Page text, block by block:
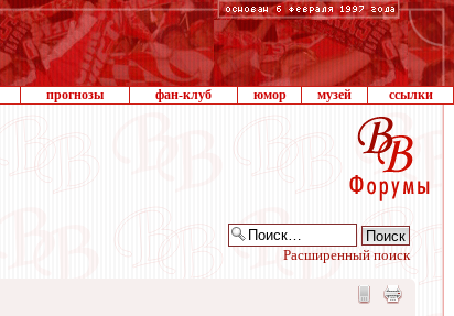
прогнозы фан-клуб юмор музей ссылки
Расширенный поиск